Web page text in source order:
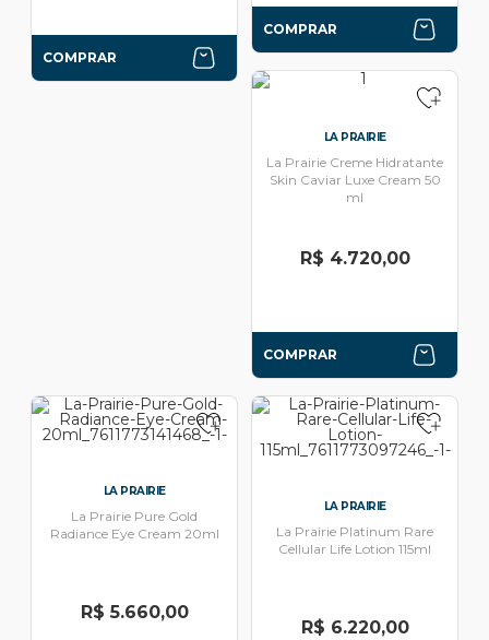
COMPRAR
COMPRAR
LA PRAIRIE
La Prairie Creme Hidratante
Skin Caviar Luxe Cream 50
ml
R$ 4.720,00
COMPRAR
LA PRAIRIE
La Prairie Pure Gold
Radiance Eye Cream 20ml
R$ 5.660,00
LA PRAIRIE
La Prairie Platinum Rare
Cellular Life Lotion 115ml
R$ 6.220,00